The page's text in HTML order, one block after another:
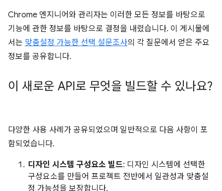
Chrome 엔지니어와 관리자는 이러한 모든 정보를 바탕으로
기능에 관한 정보를 바탕으로 결정을 내렸습니다. 이 게시물에
서는 맞춤설정 가능한 선택 설문조사의 각 질문에서 얻은 주요
정보를 공유합니다.
이 새로운 API로 무엇을 빌드할 수 있나요?
다양한 사용 사례가 공유되었으며 일반적으로 다음 사항이 포
함되었습니다.
디자인 시스템 구성요소 빌드: 디자인 시스템에 선택한
구성요소를 만들어 프로젝트 전반에서 일관성과 맞춤설
정 가능성을 보장합니다.